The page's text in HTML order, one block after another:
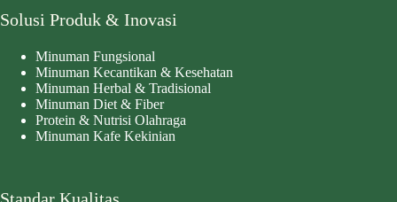
Solusi Produk & Inovasi
Minuman Fungsional
Minuman Kecantikan & Kesehatan
Minuman Herbal & Tradisional
Minuman Diet & Fiber
Protein & Nutrisi Olahraga
Minuman Kafe Kekinian